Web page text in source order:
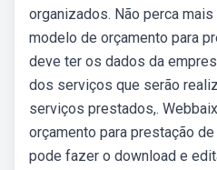
organizados. Não perca
modelo de orçamento para
deve ter os dados da
dos serviços que serão
serviços prestados,.
orçamento para prestação
pode fazer o download e